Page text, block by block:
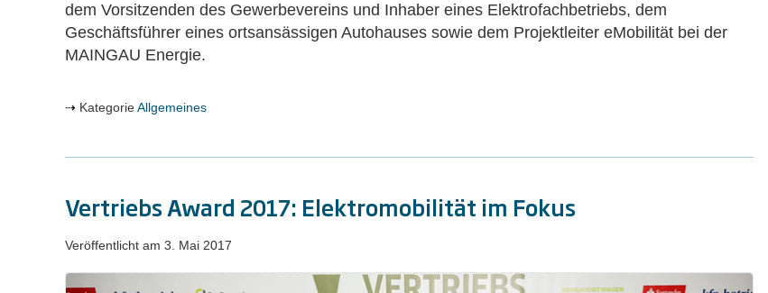
dem Vorsitzenden des Gewerbevereins und Inhaber eines Elektrofachbetriebs, dem
Geschäftsführer eines ortsansässigen Autohauses sowie dem Projektleiter eMobilität bei der
MAINGAU Energie.
KategorieAllgemeines
Vertriebs Award 2017: Elektromobilität im Fokus
Veröffentlicht am 3. Mai 2017
Vertriebs